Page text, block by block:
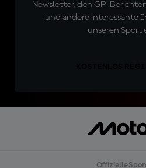
Newsletter, den GP-
und andere interessante
unseren Sport
Offizielle